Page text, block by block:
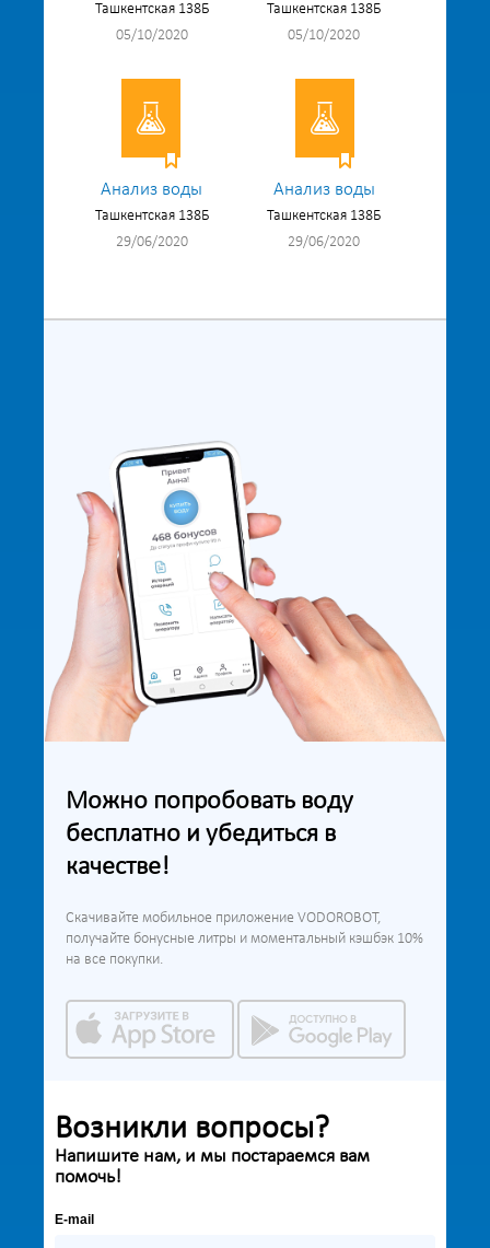
Ташкентская 138Б
05/10/2020
Ташкентская 138Б
05/10/2020
Анализ воды
Ташкентская 138Б
29/06/2020
Анализ воды
Ташкентская 138Б
29/06/2020
Можно попробовать воду
бесплатно и убедиться в
качестве!
Скачивайте мобильное приложение VODOROBOT,
получайте бонусные литры и моментальный кэшбэк 10%
на все покупки.
Возникли вопросы?
Напишите нам, и мы постараемся вам
помочь!
E-mail